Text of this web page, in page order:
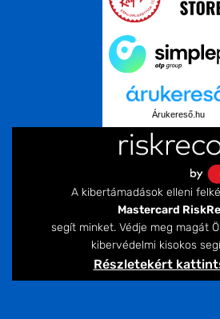
Árukereső.hu
A kibertámadások elleni
Mastercard
segít minket. Védje meg magát
kibervédelmi kisokos
Részletekért